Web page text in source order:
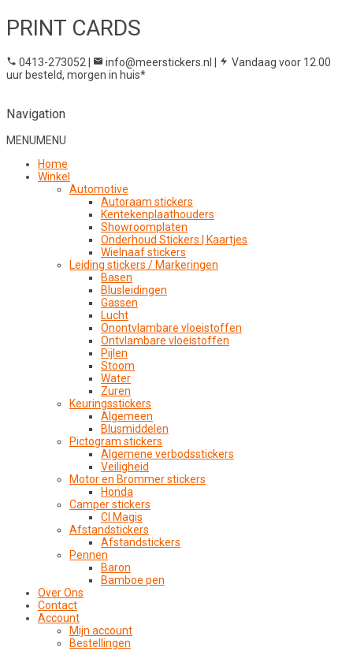
PRINT CARDS
0413-273052 | info@meerstickers.nl |
Vandaag voor 12.00
uur besteld, morgen in huis*
Navigation
MENUMENU
Home
Winkel
Automotive
Autoraam stickers
Kentekenplaathouders
Showroomplaten
Onderhoud Stickers | Kaartjes
Wielnaaf stickers
Leiding stickers / Markeringen
Basen
Blusleidingen
Gassen
Lucht
Onontvlambare vloeistoffen
Ontvlambare vloeistoffen
Pijlen
Stoom
Water
Zuren
Keuringsstickers
Algemeen
Blusmiddelen
Pictogram stickers
Algemene verbodsstickers
Veiligheid
Motor en Brommer stickers
Honda
Camper stickers
CI Magis
Afstandstickers
Afstandstickers
Pennen
Baron
Bamboe pen
Over Ons
Contact
Account
Mijn account
Bestellingen